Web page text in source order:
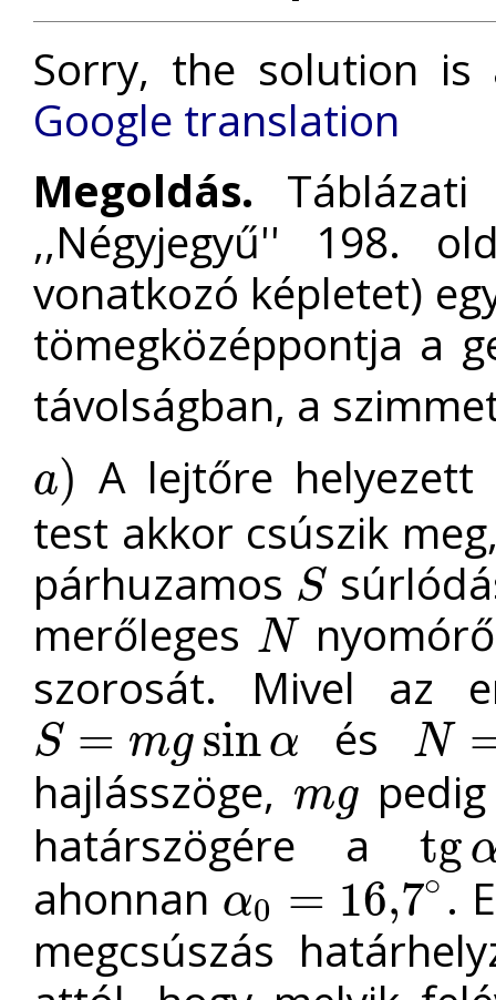
Sorry, the solution is
Google translation
Megoldás.
,,Négyjegyű'' 198.
vonatkozó képletet)
tömegközéppontja a
távolságban, a
a)
a)
A lejtőre
test akkor csúszik
párhuzamos S
S
merőleges N
N
szorosát. Mivel az
S = mg sin α
S=m gsin α és N
N =m g
hajlásszöge, mg
mg
határszögére a tg
tgα0 =0,
ahonnan α0 = 16,7∘
α0=16 ,7∘
.
megcsúszás